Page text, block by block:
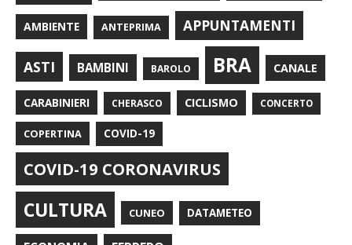
AMBIENTE ANTEPRIMA APPUNTAMENTI
ASTI BAMBINI BAROLO BRA CANALE
CARABINIERI CHERASCO CICLISMO CONCERTO
COPERTINA COVID-19
COVID-19 CORONAVIRUS
CULTURA CUNEO DATAMETEO